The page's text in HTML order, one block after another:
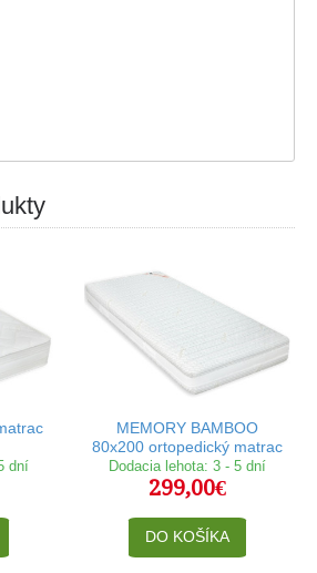
dní
MEMORY BAMBOO
80x200 ortopedický matrac
Dodacia lehota: 3 - 5 dní
299,00€
DO KOŠÍKA